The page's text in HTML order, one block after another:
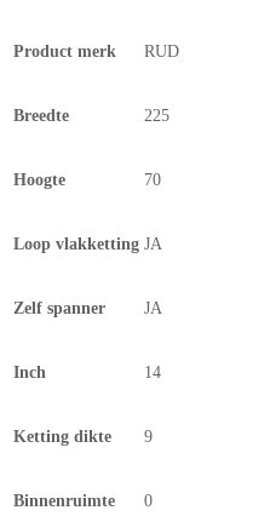
Product merk RUD
Breedte 225
Hoogte 70
Loop vlakketting JA
Zelf spanner JA
Inch 14
Ketting dikte 9
Binnenruimte 0